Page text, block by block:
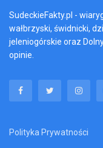
SudeckieFakty.pl -
wałbrzyski, świdnicki,
jeleniogórskie oraz
opinie.
Polityka Prywatności